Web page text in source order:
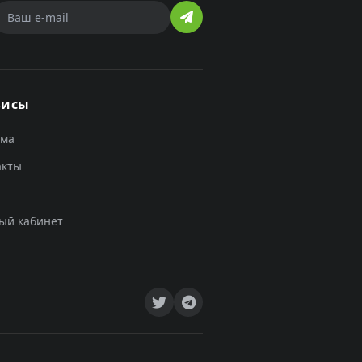
кабинет